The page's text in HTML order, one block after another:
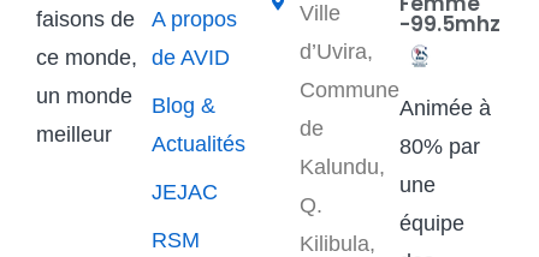
faisons de
ce monde,
un monde
meilleur
A propos
de AVID
Blog &
Actualités
JEJAC
RSM
Ville
d’Uvira,
Commune
de
Kalundu,
Q.
Kilibula,
-99.5mhz
Animée à
80% par
une
équipe